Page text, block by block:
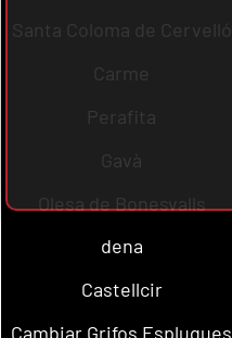
Santa Coloma de Cervelló
Carme
Perafita
Gavà
Olesa de Bonesvalls
dena
Castellcir
Cambiar Grifos Esplugues